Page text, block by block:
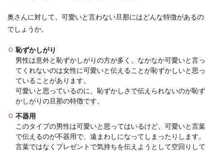
どうすればいいかわからないほど旦那が嫌いすぎ
る妻は世の中にたくさんいます。嫌いすぎる旦那
と毎日同じ屋...
旦那のしんどいアピールに疲れた妻
へ。旦那の心理と対処法
奥さんに対して、可愛いと言わない旦那にはどんな特徴があるの
でしょうか。
恥ずかしがり
男性は意外と恥ずかしがりの方が多く、なかなか可愛いと言っ
てくれないのは女性に可愛いと伝えることが恥ずかしいと思っ
ていることがあります。
可愛いと思っているのに、恥ずかしさで伝えられないのが恥ず
かしがりの旦那の特徴です。
不器用
このタイプの男性は可愛いと思ってはいるけど、可愛いと言葉
で伝えるのが不器用で、遠まわしになってしまったりします。
言葉ではなくプレゼントで気持ちを伝えようとして空回りして